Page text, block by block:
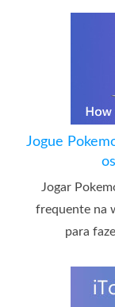
Jogue
Jogar
frequente na
para